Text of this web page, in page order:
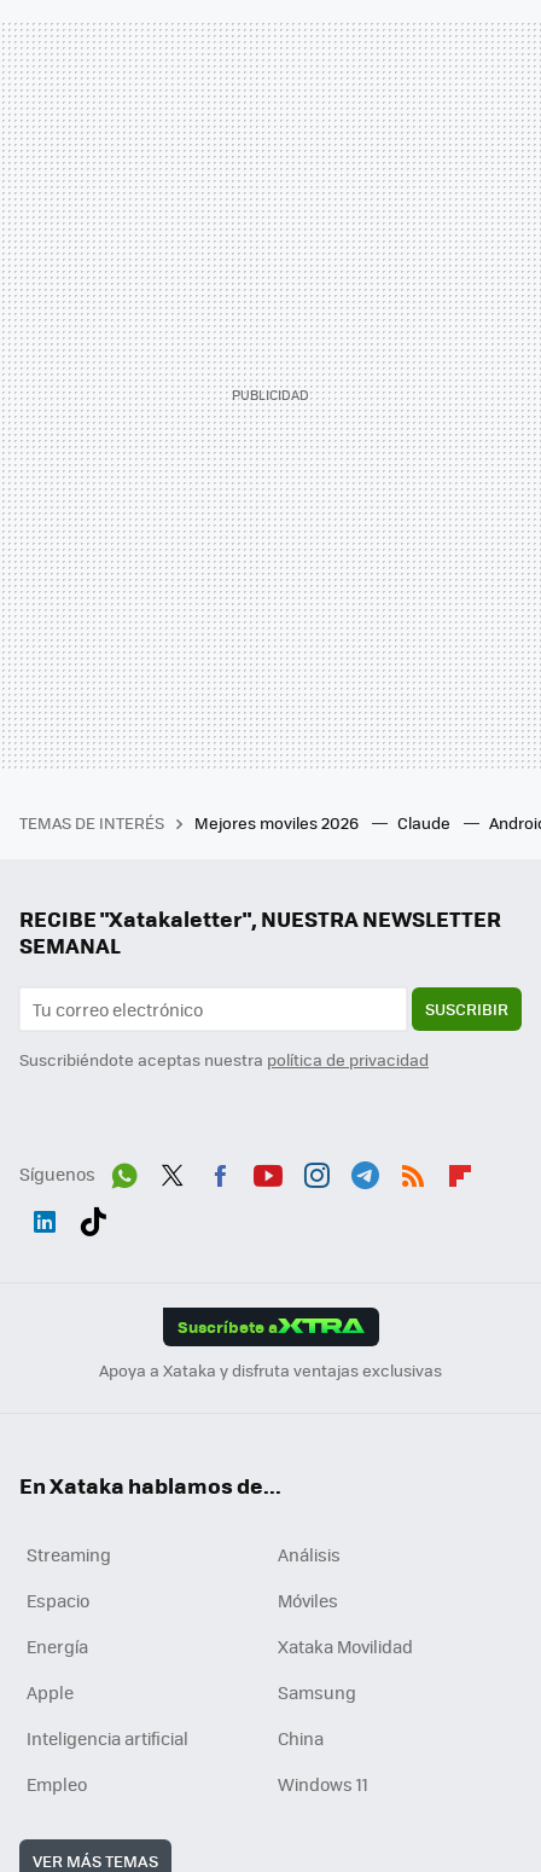
TEMAS DE INTERÉS Mejores moviles 2026 Claude
RECIBE "Xatakaletter", NUESTRA NEWSLETTER
SEMANAL
SUSCRIBIR
Suscribiéndote aceptas nuestra política de privacidad
Síguenos
Suscríbete a
Apoya a Xataka y disfruta ventajas exclusivas
En Xataka hablamos de...
Streaming
Análisis
Espacio
Móviles
Energía
Xataka Movilidad
Apple
Samsung
Inteligencia artificial
China
Empleo
Windows 11
VER MÁS TEMAS